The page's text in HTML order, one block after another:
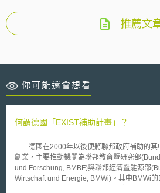
推薦文
你可能還會想看
何謂德國「EXIST補助計畫」？
德國在2000年以後便將聯邦政府補助的其
創業，主要推動機關為聯邦教育暨研究部
und Forschung, BMBF)與聯邦經濟暨能源部
Wirtschaft und Energie, BMWi)。其中BMWi